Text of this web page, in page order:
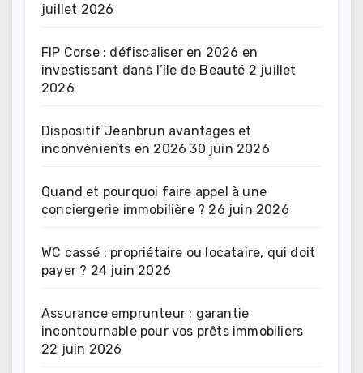
juillet 2026
FIP Corse : défiscaliser en 2026 en
investissant dans l’île de Beauté 2 juillet
2026
Dispositif Jeanbrun avantages et
inconvénients en 2026 30 juin 2026
Quand et pourquoi faire appel à une
conciergerie immobilière ? 26 juin 2026
WC cassé : propriétaire ou locataire, qui doit
payer ? 24 juin 2026
Assurance emprunteur : garantie
incontournable pour vos prêts immobiliers
22 juin 2026